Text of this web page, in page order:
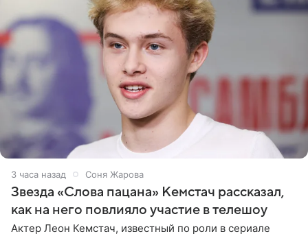
3 часа назад Соня Жарова
Звезда «Слова пацана» Кемстач рассказал,
как на него повлияло участие в телешоу
Актер Леон Кемстач, известный по роли в сериале